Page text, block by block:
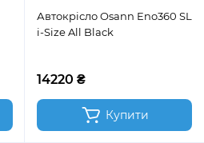
Автокрісло Osann Eno360 SL
i-Size All Black
14220 ₴
Купити